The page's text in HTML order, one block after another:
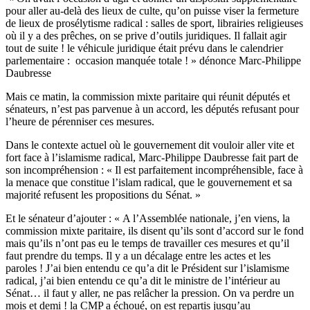
pour aller au-delà des lieux de culte, qu’on puisse viser la fermeture
de lieux de prosélytisme radical : salles de sport, librairies religieuses
où il y a des prêches, on se prive d’outils juridiques. Il fallait agir
tout de suite ! le véhicule juridique était prévu dans le calendrier
parlementaire : occasion manquée totale ! » dénonce Marc-Philippe
Daubresse
Mais ce matin, la commission mixte paritaire qui réunit députés et
sénateurs, n’est pas parvenue à un accord, les députés refusant pour
l’heure de pérenniser ces mesures.
Dans le contexte actuel où le gouvernement dit vouloir aller vite et
fort face à l’islamisme radical, Marc-Philippe Daubresse fait part de
son incompréhension : « Il est parfaitement incompréhensible, face à
la menace que constitue l’islam radical, que le gouvernement et sa
majorité refusent les propositions du Sénat. »
Et le sénateur d’ajouter : « A l’Assemblée nationale, j’en viens, la
commission mixte paritaire, ils disent qu’ils sont d’accord sur le fond
mais qu’ils n’ont pas eu le temps de travailler ces mesures et qu’il
faut prendre du temps. Il y a un décalage entre les actes et les
paroles ! J’ai bien entendu ce qu’a dit le Président surl’islamisme
radical, j’ai bien entendu ce qu’a dit le ministre de l’intérieur au
Sénat… il faut y aller, ne pas relâcher la pression. On va perdre un
mois et demi ! la CMP a échoué, on est repartis jusqu’au